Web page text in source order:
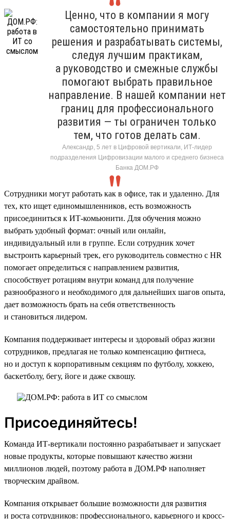
Ценно, что в компании я могу
самостоятельно принимать
решения и разрабатывать системы,
следуя лучшим практикам,
а руководство и смежные службы
помогают выбрать правильное
направление. В нашей компании нет
границ для профессионального
развития — ты ограничен только
тем, что готов делать сам.
Александр, 5 лет в Цифровой вертикали, ИТ-лидер
подразделения Цифровизации малого и среднего бизнеса
Банка ДОМ.РФ
Сотрудники могут работать как в офисе, так и удаленно. Для
тех, кто ищет единомышленников, есть возможность
присоединиться к ИТ-комьюнити. Для обучения можно
выбрать удобный формат: очный или онлайн,
индивидуальный или в группе. Если сотрудник хочет
выстроить карьерный трек, его руководитель совместно с HR
помогает определиться с направлением развития,
способствует ротациям внутри команд для получение
разнообразного и необходимого для дальнейших шагов опыта,
дает возможность брать на себя ответственность
и становиться лидером.
Компания поддерживает интересы и здоровый образ жизни
сотрудников, предлагая не только компенсацию фитнеса,
но и доступ к корпоративным секциям по футболу, хоккею,
баскетболу, бегу, йоге и даже сквошу.
Присоединяйтесь!
Команда ИТ-вертикали постоянно разрабатывает и запускает
новые продукты, которые повышают качество жизни
миллионов людей, поэтому работа в ДОМ.РФ наполняет
творческим драйвом.
Компания открывает большие возможности для развития
и роста сотрудников: профессионального, карьерного и кросс-